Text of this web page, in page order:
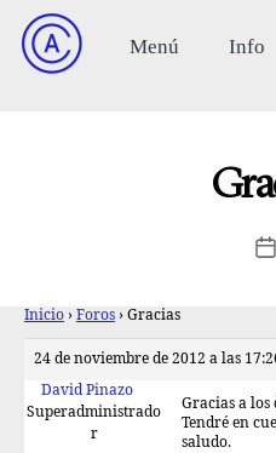
Inicio › Foros › Gracias
24 de noviembre de 2012 a las
David Pinazo
Superadministrado
r
Gracias a los
Tendré en
saludo.